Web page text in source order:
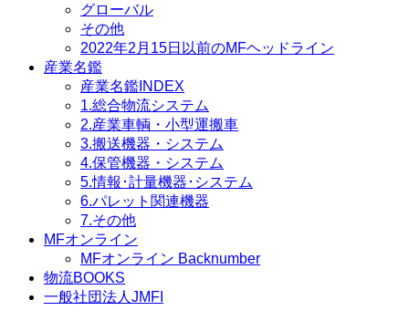
グローバル
その他
2022年2月15日以前のMFヘッドライン
産業名鑑
産業名鑑INDEX
1.総合物流システム
2.産業車輌・小型運搬車
3.搬送機器・システム
4.保管機器・システム
5.情報･計量機器･システム
6.パレット関連機器
7.その他
MFオンライン
MFオンライン Backnumber
物流BOOKS
一般社団法人JMFI